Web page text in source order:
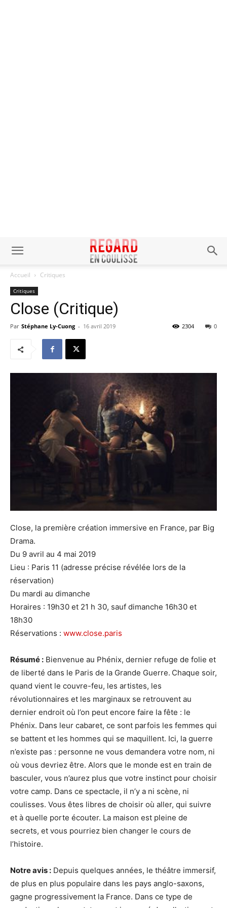
Accueil Critiques
Critiques
Close (Critique)
Par Stéphane Ly-Cuong - 16 avril 2019 0
2304
Close, la première création immersive en France, par Big
Drama.
Du 9 avril au 4 mai 2019
Lieu : Paris 11 (adresse précise révélée lors de la
réservation)
Du mardi au dimanche
Horaires : 19h30 et 21 h 30, sauf dimanche 16h30 et
18h30
Réservations : www.close.paris
Résumé : Bienvenue au Phénix, dernier refuge de folie et
de liberté dans le Paris de la Grande Guerre. Chaque soir,
quand vient le couvre-feu, les artistes, les
révolutionnaires et les marginaux se retrouvent au
dernier endroit où l’on peut encore faire la fête : le
Phénix. Dans leur cabaret, ce sont parfois les femmes qui
se battent et les hommes qui se maquillent. Ici, la guerre
n’existe pas : personne ne vous demandera votre nom, ni
où vous devriez être. Alors que le monde est en train de
basculer, vous n’aurez plus que votre instinct pour choisir
votre camp. Dans ce spectacle, il n’y a ni scène, ni
coulisses. Vous êtes libres de choisir où aller, qui suivre
et à quelle porte écouter. La maison est pleine de
secrets, et vous pourriez bien changer le cours de
l’histoire.
Notre avis : Depuis quelques années, le théâtre immersif,
de plus en plus populaire dans les pays anglo-saxons,
gagne progressivement la France. Dans ce type de